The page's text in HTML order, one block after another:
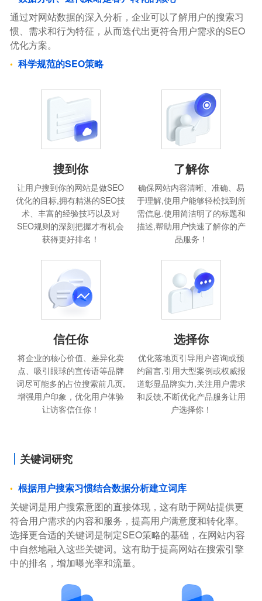
通过对网站数据的深入分析，企业可以了解用户的搜索习
惯、需求和行为特征，从而迭代出更符合用户需求的SEO
优化方案。
科学规范的SEO策略
搜到你
让用户搜到你的网站是做SEO
优化的目标,拥有精湛的SEO技
术、丰富的经验技巧以及对
SEO规则的深刻把握才有机会
获得更好排名！
了解你
确保网站内容清晰、准确、易
于理解,使用户能够轻松找到所
需信息.使用简洁明了的标题和
描述,帮助用户快速了解你的产
品服务！
信任你
将企业的核心价值、差异化卖
点、吸引眼球的宣传语等品牌
词尽可能多的占位搜索前几页,
增强用户印象，优化用户体验
让访客信任你！
选择你
优化落地页引导用户咨询或预
约留言,引用大型案例或权威报
道彰显品牌实力,关注用户需求
和反馈,不断优化产品服务让用
户选择你！
关键词研究
根据用户搜索习惯结合数据分析建立词库
关键词是用户搜索意图的直接体现，这有助于网站提供更
符合用户需求的内容和服务，提高用户满意度和转化率。
选择更合适的关键词是制定SEO策略的基础，在网站内容
中自然地融入这些关键词。这有助于提高网站在搜索引擎
中的排名，增加曝光率和流量。